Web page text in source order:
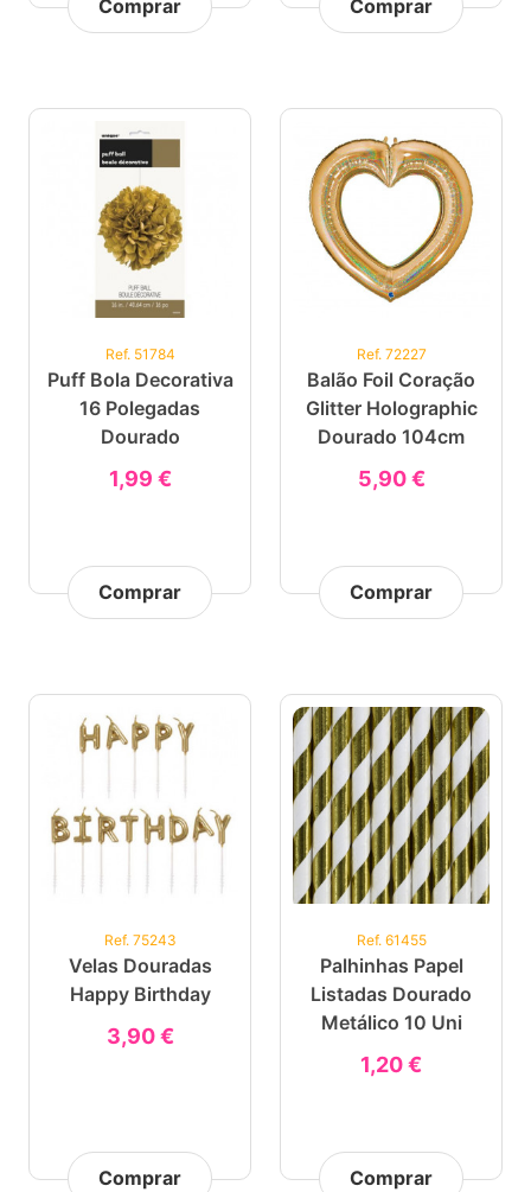
Comprar Comprar
Ref. 51784
Puff Bola Decorativa
16 Polegadas
Dourado
1,99 €
Comprar
Ref. 72227
Balão Foil Coração
Glitter Holographic
Dourado 104cm
5,90 €
Comprar
Ref. 75243
Velas Douradas
Happy Birthday
3,90 €
Comprar
Ref. 61455
Palhinhas Papel
Listadas Dourado
Metálico 10 Uni
1,20 €
Comprar